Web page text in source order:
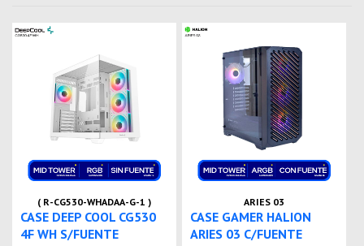
( R-CG530-WHADAA-G-1 )
CASE DEEP COOL CG530
4F WH S/FUENTE
ARIES 03
CASE GAMER HALION
ARIES 03 C/FUENTE